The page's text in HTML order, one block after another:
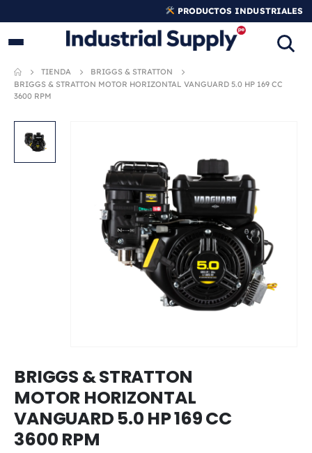
PRODUCTOS INDUSTRIALES
ORIGINALES
TIENDA
BRIGGS & STRATTON
BRIGGS & STRATTON MOTOR HORIZONTAL VANGUARD 5.0 HP 169 CC
3600 RPM
BRIGGS & STRATTON
MOTOR HORIZONTAL
VANGUARD 5.0 HP 169 CC
3600 RPM